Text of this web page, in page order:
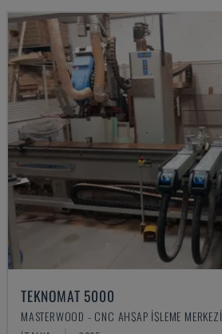
TEKNOMAT 5000
MASTERWOOD - CNC AHŞAP İŞLEME MERKEZI